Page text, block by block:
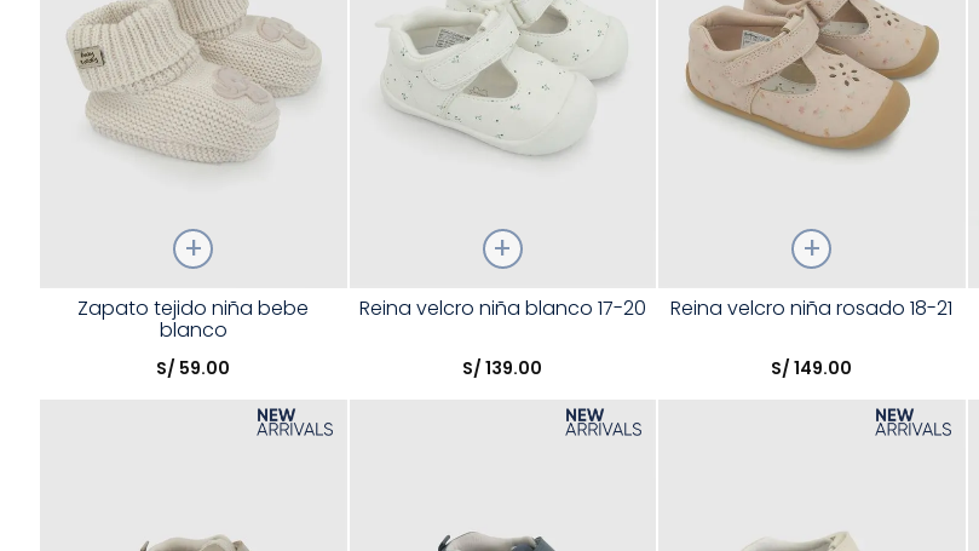
Talla
Elige una opción
Zapato tejido niña bebe
blanco
S/ 59.00
Talla
Reina velcro niña blanco 17-20
S/ 139.00
Talla
Reina velcro niña rosado 18-21
S/ 149.00